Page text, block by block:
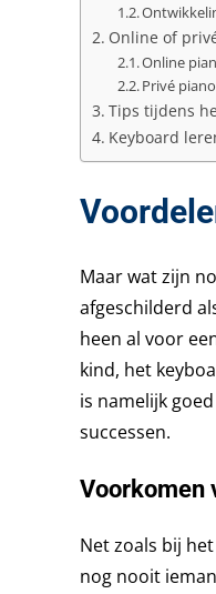
Online of
Online
Privé
Tips tijdens
Keyboard
Maar wat zijn
afgeschilderd
heen al voor
kind, het
is namelijk
successen.
Voorkomen
Net zoals bij
nog nooit